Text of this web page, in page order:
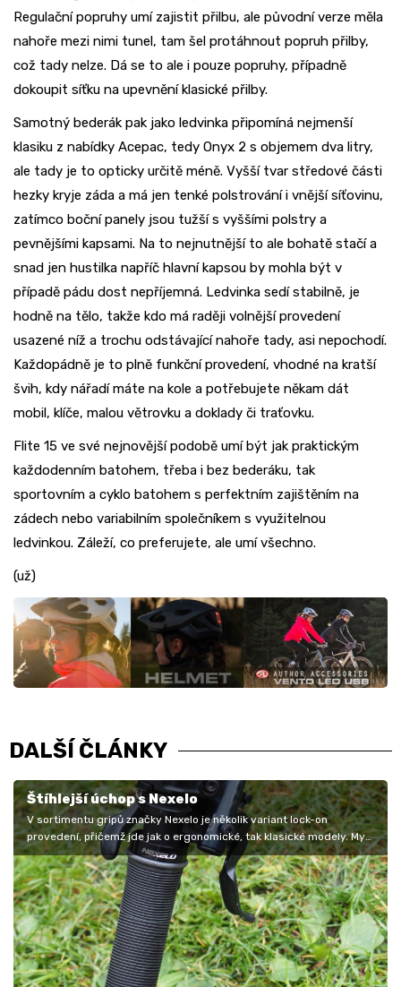
Regulační popruhy umí zajistit přilbu, ale původní verze měla
nahoře mezi nimi tunel, tam šel protáhnout popruh přilby,
což tady nelze. Dá se to ale i pouze popruhy, případně
dokoupit síťku na upevnění klasické přilby.
Samotný bederák pak jako ledvinka připomíná nejmenší
klasiku z nabídky Acepac, tedy Onyx 2 s objemem dva litry,
ale tady je to opticky určitě méně. Vyšší tvar středové části
hezky kryje záda a má jen tenké polstrování i vnější síťovinu,
zatímco boční panely jsou tužší s vyššími polstry a
pevnějšími kapsami. Na to nejnutnější to ale bohatě stačí a
snad jen hustilka napříč hlavní kapsou by mohla být v
případě pádu dost nepříjemná. Ledvinka sedí stabilně, je
hodně na tělo, takže kdo má raději volnější provedení
usazené níž a trochu odstávající nahoře tady, asi nepochodí.
Každopádně je to plně funkční provedení, vhodné na kratší
švih, kdy nářadí máte na kole a potřebujete někam dát
mobil, klíče, malou větrovku a doklady či traťovku.
Flite 15 ve své nejnovější podobě umí být jak praktickým
každodenním batohem, třeba i bez bederáku, tak
sportovním a cyklo batohem s perfektním zajištěním na
zádech nebo variabilním společníkem s využitelnou
ledvinkou. Záleží, co preferujete, ale umí všechno.
(už)
DALŠÍ ČLÁNKY
Štíhlejší úchop s Nexelo
V sortimentu gripů značky Nexelo je několik variant lock-on
provedení, přičemž jde jak o ergonomické, tak klasické modely. My
jsme…